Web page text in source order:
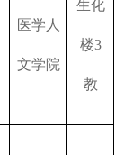
医学人
文学院
生化
楼3
教